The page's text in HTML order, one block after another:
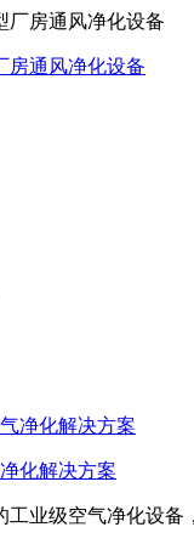
房通风净化设备
化解决方案
工业级空气净化设备